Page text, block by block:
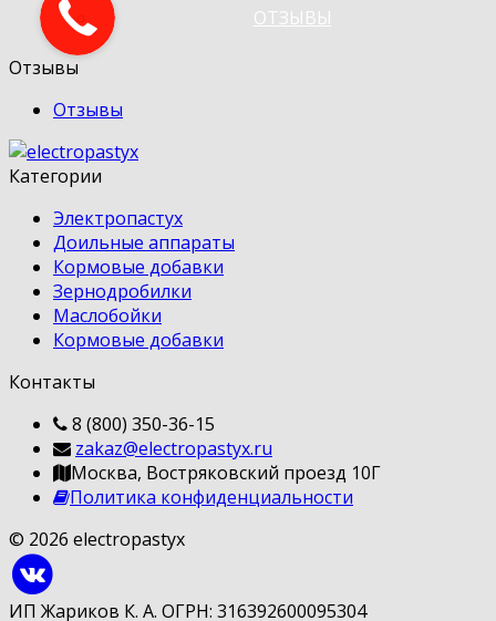
ОТЗЫВЫ
Отзывы
Отзывы
Категории
Электропастух
Доильные аппараты
Кормовые добавки
Зернодробилки
Маслобойки
Кормовые добавки
Контакты
8 (800) 350-36-15
zakaz@electropastyx.ru
Москва, Востряковский проезд 10Г
Политика конфиденциальности
© 2026 electropastyx
ИП Жариков К. А. ОГРН: 316392600095304